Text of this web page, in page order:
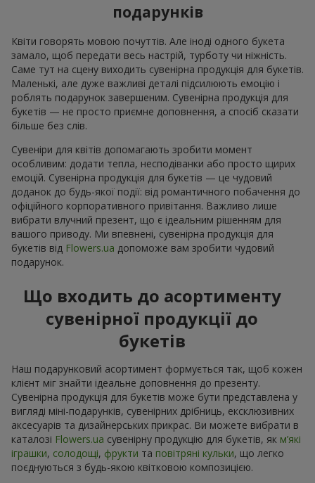
подарунків
Квіти говорять мовою почуттів. Але іноді одного букета
замало, щоб передати весь настрій, турботу чи ніжність.
Саме тут на сцену виходить сувенірна продукція для букетів.
Маленькі, але дуже важливі деталі підсилюють емоцію і
роблять подарунок завершеним. Сувенірна продукція для
букетів — не просто приємне доповнення, а спосіб сказати
більше без слів.
Сувеніри для квітів допомагають зробити момент
особливим: додати тепла, несподіванки або просто щирих
емоцій. Сувенірна продукція для букетів — це чудовий
доданок до будь-якої події: від романтичного побачення до
офіційного корпоративного привітання. Важливо лише
вибрати влучний презент, що є ідеальним рішенням для
вашого приводу. Ми впевнені, сувенірна продукція для
букетів від Flowers.ua допоможе вам зробити чудовий
подарунок.
Що входить до асортименту
сувенірної продукції до
букетів
Наш подарунковий асортимент формується так, щоб кожен
клієнт міг знайти ідеальне доповнення до презенту.
Сувенірна продукція для букетів може бути представлена у
вигляді міні-подарунків, сувенірних дрібниць, ексклюзивних
аксесуарів та дизайнерських прикрас. Ви можете вибрати в
каталозі Flowers.ua cувенірну продукцію для букетів, як м’які
іграшки, солодощі, фрукти та повітряні кульки, що легко
поєднуються з будь-якою квітковою композицією.